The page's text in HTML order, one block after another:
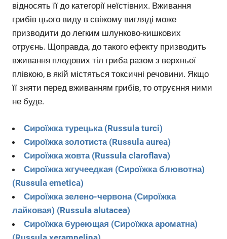
відносять її до категорії неїстівних. Вживання
грибів цього виду в свіжому вигляді може
призводити до легким шлунково-кишкових
отруєнь. Щоправда, до такого ефекту призводить
вживання плодових тіл гриба разом з верхньої
плівкою, в якій містяться токсичні речовини. Якщо
її зняти перед вживанням грибів, то отруєння ними
не буде.
Сироїжка турецька (Russula turci)
Сироїжка золотиста (Russula aurea)
Сироїжка жовта (Russula claroflava)
Сироїжка жгучеедкая (Сироїжка блювотна)
(Russula emetica)
Сироїжка зелено-червона (Сироїжка
лайковая) (Russula alutacea)
Сироїжка буреющая (Сироїжка ароматна)